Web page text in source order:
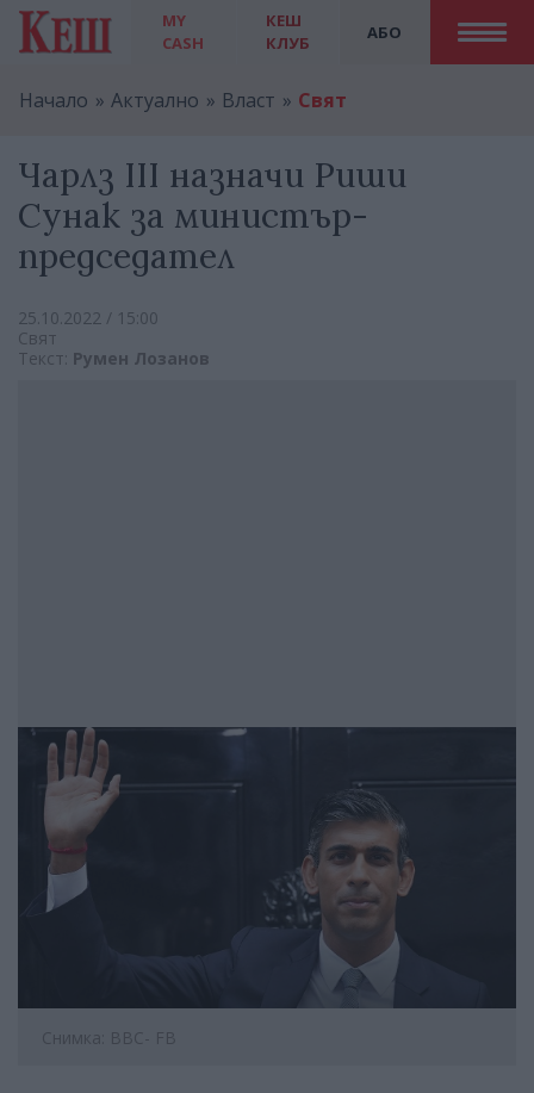
MY
CASH
АБО
КЕШ
КЛУБ
Начало Актуално Власт Свят
Чарлз III назначи Риши
Сунак за министър-
председател
25.10.2022 / 15:00
Свят
Текст: Румен Лозанов
Снимка: BBC- FB